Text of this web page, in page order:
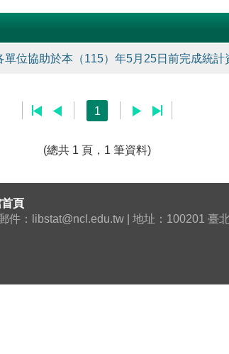
位協助於本（115）年5月25日前完成統計
1
(總共 1 頁，1 筆資料)
頁
件：libstat@ncl.edu.tw | 地址：100201 臺